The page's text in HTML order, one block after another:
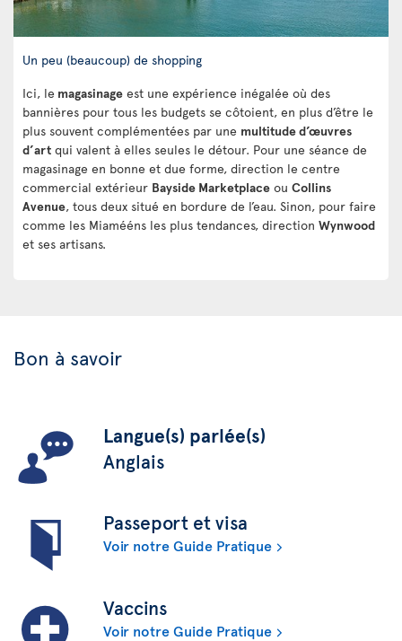
Un peu (beaucoup) de shopping
Ici, le magasinage est une expérience inégalée où des
bannières pour tous les budgets se côtoient, en plus d’être le
plus souvent complémentées par une multitude d’œuvres
d’art qui valent à elles seules le détour. Pour une séance de
magasinage en bonne et due forme, direction le centre
commercial extérieur Bayside Marketplace ou Collins
Avenue, tous deux situé en bordure de l’eau. Sinon, pour faire
comme les Miamééns les plus tendances, direction Wynwood
et ses artisans.
Bon à savoir
Langue(s) parlée(s)
Anglais
Passeport et visa
Voir notre Guide Pratique
Vaccins
Voir notre Guide Pratique